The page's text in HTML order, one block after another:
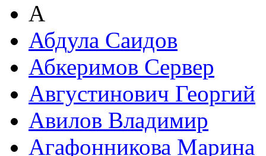
А
Абдула Саидов
Абкеримов Сервер
Августинович Георгий
Авилов Владимир
Агафонникова Марина